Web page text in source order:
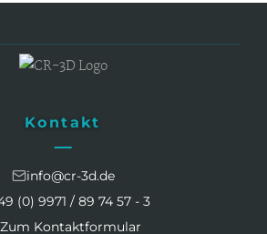
Kontakt
info@cr-3d.de
(0) 9971 / 89 74 57 - 3
Zum Kontaktformular